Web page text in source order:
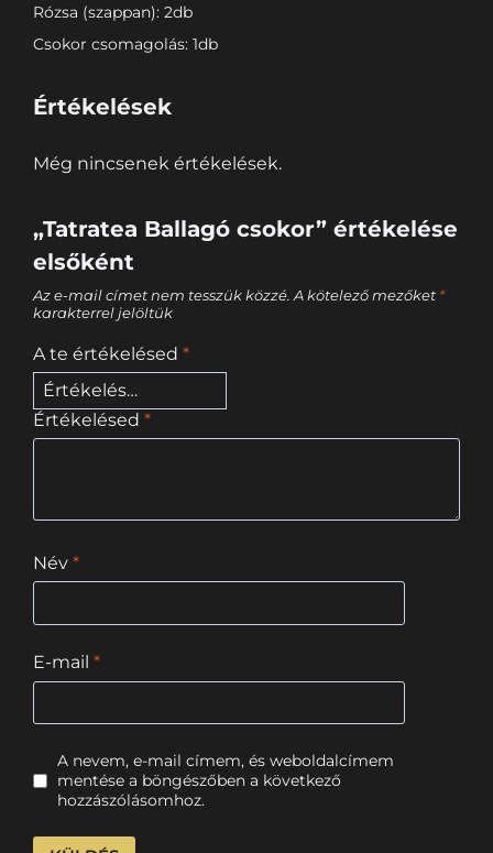
Rózsa (szappan): 2db
Csokor csomagolás: 1db
Értékelések
Még nincsenek értékelések.
„Tatratea Ballagó csokor” értékelése
elsőként
Az e-mail címet nem tesszük közzé. A kötelező mezőket *
karakterrel jelöltük
A te értékelésed *
Értékelésed *
Név *
E-mail *
A nevem, e-mail címem, és weboldalcímem
mentése a böngészőben a következő
hozzászólásomhoz.